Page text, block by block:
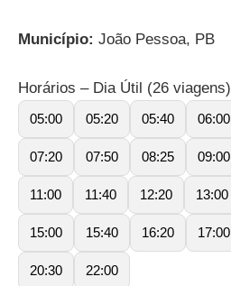
Município: João Pessoa, PB
Horários – Dia Útil (26 viagens)
05:00 05:20 05:40 06:00
07:20 07:50 08:25 09:00
11:00 11:40 12:20 13:00
15:00 15:40 16:20 17:00
20:30 22:00